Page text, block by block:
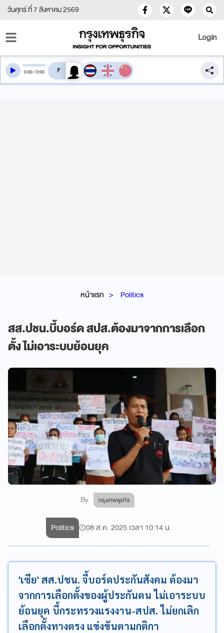
วันศุกร์ ที่ 7 สิงหาคม 2569
Login
หน้าแรก Politics
สส.ปชน.บี้บอร์ด สปส.ต้องมาจากการเลือก
ตั้ง ไม่เอาระบบย้อนยุค
By กรุงเทพธุรกิจ
0:00/0:00 สลับเสียงอ่าน
Politics 08 ส.ค. 2025 เวลา 10:14 น.
'เซีย' สส.ปชน. จี้บอร์ดประกันสังคม ต้องมา
จากการเลือกตั้งของผู้ประกันตน ไม่เอาระบบ
ย้อนยุค บี้กระทรวงแรงงาน-สปส. ไม่ยกเลิก
เลือกตั้งทางตรง แข่งขันตามกติกา